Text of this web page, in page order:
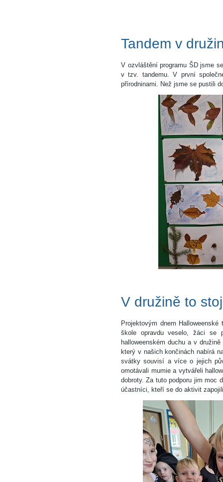
Tandem v
V ozvláštění programu ŠD jsme
v tzv. tandemu. V první
přírodninami. Než jsme se pustili
V družině to
Projektovým dnem
škole opravdu veselo, žáci se
halloweenském duchu a v
který v našich končinách nabírá
svátky souvisí a více o jejich
omotávali mumie a vytvářeli
dobroty. Za tuto podporu jim moc
účastníci, kteří se do aktivit